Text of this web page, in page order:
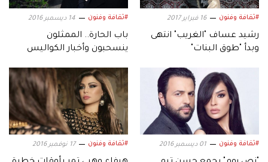
#ثقافة وفنون 16 فبراير 2017
رشيد عساف "الغريب" انتهى
وبدأ "طوق البنات"
#ثقافة وفنون 14 ديسمبر 2016
باب الحارة.. الممثلون
ينسحبون وأخبار الكواليس
#ثقافة وفنون 01 ديسمبر 2016 #ثقافة وفنون 17 نوفمبر 2016